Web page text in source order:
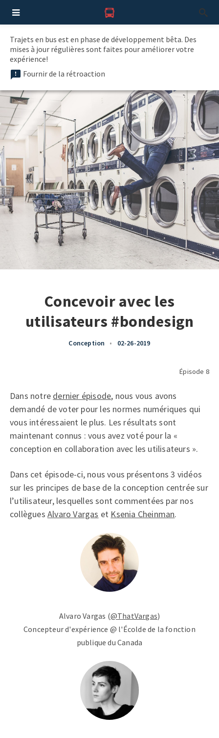
Trajets en bus est en phase de développement bêta. Des
mises à jour régulières sont faites pour améliorer votre
expérience!
Fournir de la rétroaction
Concevoir avec les
utilisateurs #bondesign
Conception • 02-26-2019
Épisode 8
Dans notre dernier épisode, nous vous avons
demandé de voter pour les normes numériques qui
vous intéressaient le plus. Les résultats sont
maintenant connus : vous avez voté pour la «
conception en collaboration avec les utilisateurs ».
Dans cet épisode-ci, nous vous présentons 3 vidéos
sur les principes de base de la conception centrée sur
l’utilisateur, lesquelles sont commentées par nos
collègues Alvaro Vargas et Ksenia Cheinman.
Alvaro Vargas (@ThatVargas)
Concepteur d'expérience @ l'Écolde de la fonction
publique du Canada